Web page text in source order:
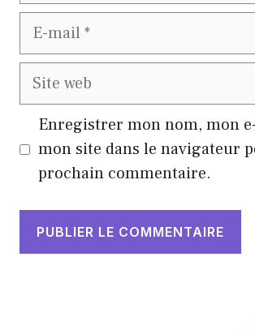
E-
mail
Site
web
Enregistrer mon nom, mon
mon site dans le navigateur
prochain commentaire.